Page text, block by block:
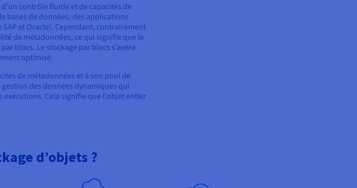
contrôle fluide et de capacités de
bases de données, des applications
et Oracle). Cependant, contrairement
de métadonnées, ce qui signifie que le
blocs. Le stockage par blocs s’avère
optimisé.
de métadonnées et à son pool de
des données dynamiques qui
Cela signifie que l'objet entier
d’objets ?